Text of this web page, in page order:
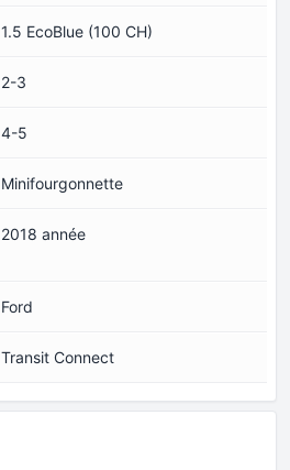
1.5 EcoBlue (100 CH)
2-3
4-5
Minifourgonnette
2018 année
Ford
Transit Connect